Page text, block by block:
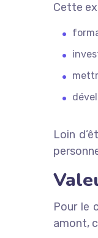
Cette
Loin
Pour le
amont,